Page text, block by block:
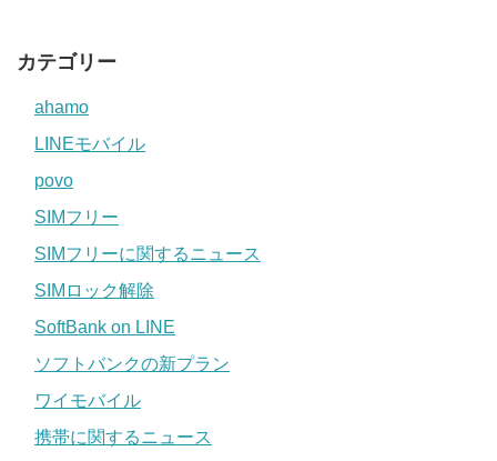
カテゴリー
ahamo
LINEモバイル
povo
SIMフリー
SIMフリーに関するニュース
SIMロック解除
SoftBank on LINE
ソフトバンクの新プラン
ワイモバイル
携帯に関するニュース